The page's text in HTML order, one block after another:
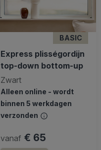
BASIC
Express plisségordijn
top-down bottom-up
Zwart
Alleen online - wordt
binnen 5 werkdagen
verzonden
vanaf € 65